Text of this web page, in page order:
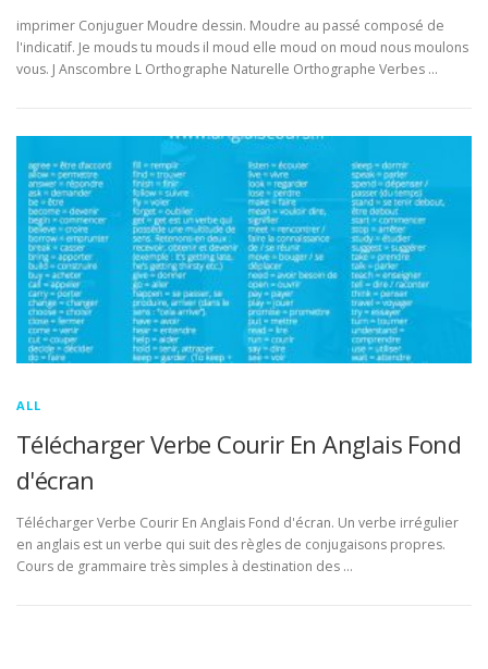
imprimer Conjuguer Moudre dessin. Moudre au passé composé de
l'indicatif. Je mouds tu mouds il moud elle moud on moud nous moulons
vous. J Anscombre L Orthographe Naturelle Orthographe Verbes …
ALL
Télécharger Verbe Courir En Anglais Fond
d'écran
Télécharger Verbe Courir En Anglais Fond d'écran. Un verbe irrégulier
en anglais est un verbe qui suit des règles de conjugaisons propres.
Cours de grammaire très simples à destination des …